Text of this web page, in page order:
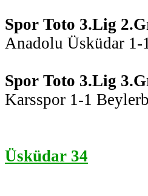
Spor Toto 3.Lig
Anadolu Üsküdar 1-
Spor Toto 3.Lig
Karsspor 1-1
Üsküdar 34